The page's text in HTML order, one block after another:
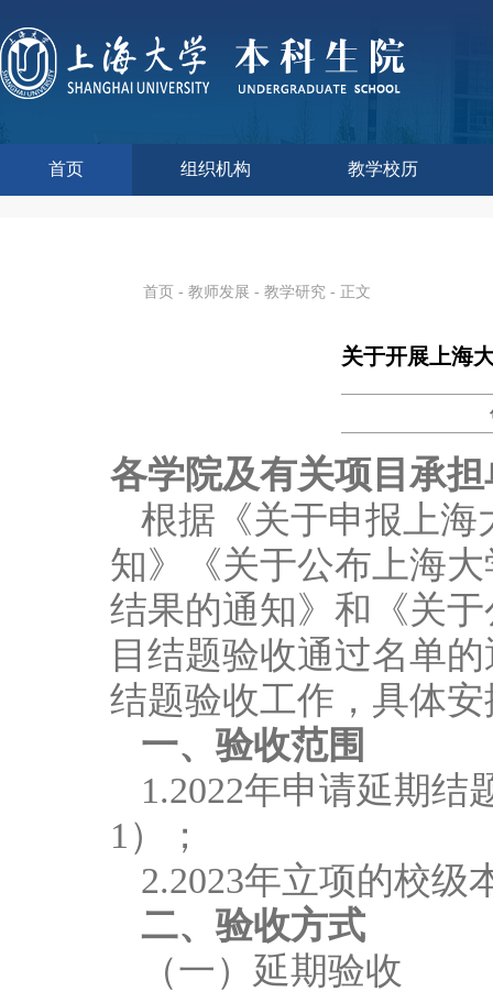
首页 组织机构 教学校历
首页 - 教师发展 - 教学研究 - 正文
关于开展上海
各学院及有关项目承
根据《关于申报上海
知》《关于公布上海
结果的通知》和《关
目结题验收通过名单
结题验收工作，具体
一、验收范围
1.2022年申请延期
1）；
2.2023年立项的校级
二、验收方式
（一）延期验收